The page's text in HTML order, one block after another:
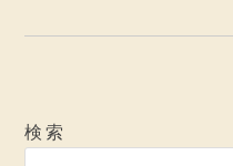
検索